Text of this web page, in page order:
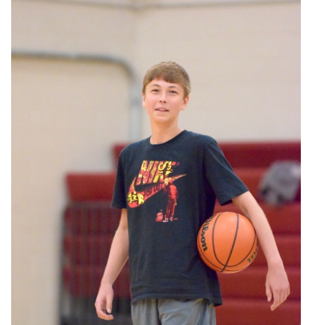
桃園台啤永豐雲豹
高雄全家海神